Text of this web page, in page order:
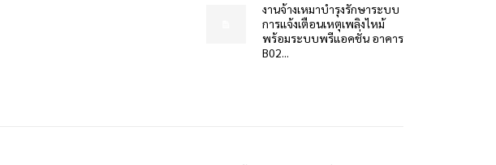
งานจ้างเหมาบำรุงรักษาระบบ
การแจ้งเตือนเหตุเพลิงไหม้
พร้อมระบบพรีแอคชั่น อาคาร
B02...